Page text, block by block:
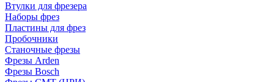
Втулки для фрезера
Наборы фрез
Пластины для фрез
Пробочники
Станочные фрезы
Фрезы Arden
Фрезы Bosch